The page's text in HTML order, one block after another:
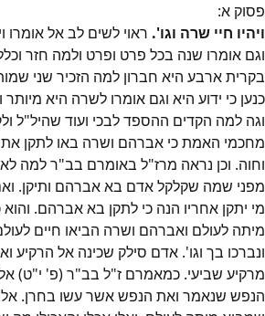
פסוק א:
ויהיו חיי שרה וגו'. ראוי לשים לב אל אומרו
וגם אומרו שנה בכל פרט ופרט ולמה חזר
בקרית ארבע היא חברון למה הזכיר שני
כנען כי ידוע היא וגם אומרו לשרה היא
וגה למה הקדים ההספד לבכי ועוד שהיל"ל
מחכמי האמת כי אברהם ושרה באו לתקן
וחוה. וכן נראה מרז"ל באומרם בב"ר למה
מפני שמה שקלקל אדם בא אברהם ותיקן.
מי יתקן אחריו הנה כי לתקן בא אברהם. והוא
מיתה לעולם ואברהם ושרה הביאו חיים
ונברכו בך וגו'. אדם סילק שכינה אל הרקיע
מרקיע שביעי. כמאמרם ז"ל בב"ר (פ' י"ט)
הנפש שנאמר ואת הנפש אשר עשו בחרן. אלו